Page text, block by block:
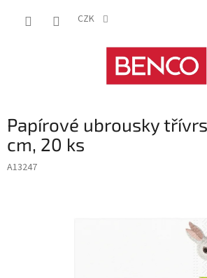
CZK
Papírové ubrousky
cm, 20 ks
A13247